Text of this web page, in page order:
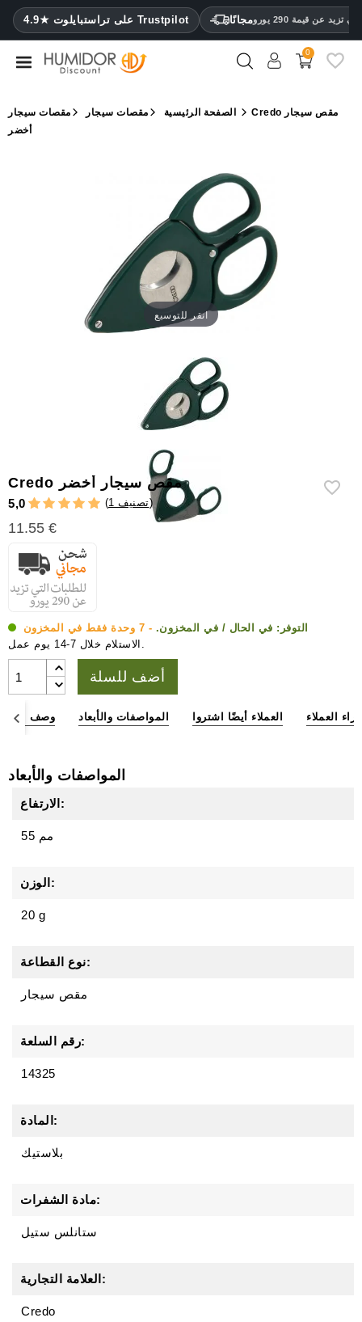
4.9★ على تراستبايلوت Trustpilot مجانًا عن قيمة 290 يورو CATEGORY
مرطب
خزائن
ترطيب
0
الصفحة الرئيسية مقصات سيجار مقصات سيجار
Credo مقص سيجار
أخضر
انقر للتوسيع
Credo مقص سيجار أخضر
5,0 ( 1 تصنيف)
11.55 €
التوفر: في الحال / في المخزون. - 7 وحدة فقط في المخزون
الاستلام خلال 7-14 يوم عمل.
أضف للسلة
وصف المواصفات والأبعاد العملاء أيضًا اشتروا آراء العملاء
المواصفات والأبعاد
الارتفاع:
55 مم
الوزن:
20 g
نوع القطاعة:
مقص سيجار
رقم السلعة:
14325
المادة:
بلاستيك
مادة الشفرات:
ستانلس ستيل
العلامة التجارية:
Credo